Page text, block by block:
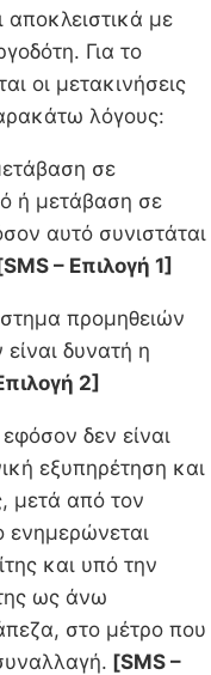
αποκλειστικά με
Για το
οι μετακινήσεις
λόγους:
σε
ή μετάβαση σε
αυτό συνιστάται
– Επιλογή 1]
προμηθειών
δυνατή η
2]
δεν είναι
εξυπηρέτηση και
μετά από τον
ενημερώνεται
και υπό την
ως άνω
στο μέτρο που
[SMS –